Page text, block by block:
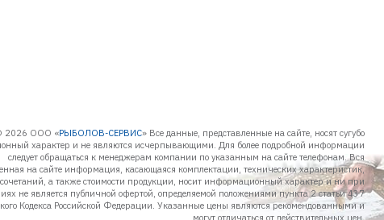
2026 ООО «РЫБОЛОВ-СЕРВИС» Все данные, представленные на сайте, носят сугубо
характер и не являются исчерпывающими. Для более подробной информации
следует обращаться к менеджерам компании по указанным на сайте телефонам. Вся
на сайте информация, касающаяся комплектации, технических характеристик,
а также стоимости продукции, носит информационный характер и ни при
не является публичной офертой, определяемой положениями пункта 2 статьи 437
Кодекса Российской Федерации. Указанные цены являются рекомендованными и
могут отличаться от действительных цен.